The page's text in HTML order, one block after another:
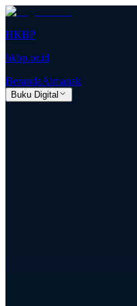
HKBP
hkbp.or.id
BerandaAlmanak
Buku Digital